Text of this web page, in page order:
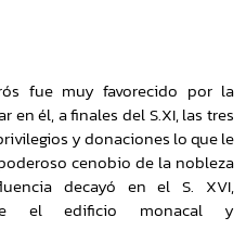
fue muy favorecido por la
en él, a finales del S.XI, las tres
y donaciones lo que le
cenobio de la nobleza
decayó en el S. XVI,
el edificio monacal y